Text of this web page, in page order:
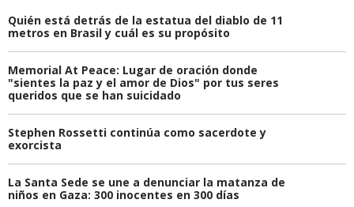
Quién está detrás de la estatua del diablo de 11
metros en Brasil y cuál es su propósito
Memorial At Peace: Lugar de oración donde
"sientes la paz y el amor de Dios" por tus seres
queridos que se han suicidado
Stephen Rossetti continúa como sacerdote y
exorcista
La Santa Sede se une a denunciar la matanza de
niños en Gaza: 300 inocentes en 300 días